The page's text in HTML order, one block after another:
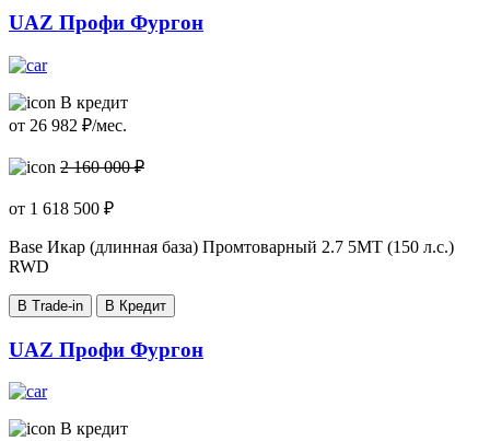
UAZ Профи Фургон
В кредит
от 26 982 ₽/мес.
2 160 000 ₽
от 1 618 500 ₽
Base Икар (длинная база) Промтоварный 2.7 5MT (150 л.с.)
RWD
В Trade-in В Кредит
UAZ Профи Фургон
В кредит